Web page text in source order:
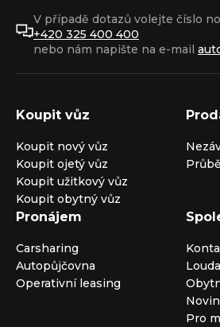
V případě dotazů volejte číslo
+420 325 400 400
nebo nám napište na e-mail
Koupit vůz
Koupit nový vůz
Koupit ojetý vůz
Koupit užitkový vůz
Koupit obytný vůz
Pronájem
Carsharing
Autopůjčovna
Operativní leasing
Pro